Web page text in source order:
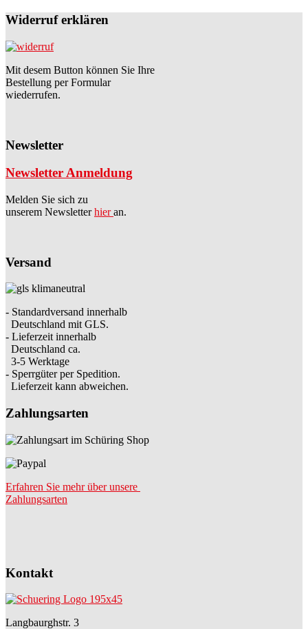
Widerruf erklären
Mit desem Button können Sie Ihre
Bestellung per Formular
wiederrufen.
Newsletter
Newsletter Anmeldung
Melden Sie sich zu
unserem Newsletterhieran.
Versand
- Standardversand innerhalb
Deutschland mit GLS.
- Lieferzeit innerhalb
Deutschland ca.
3-5 Werktage
- Sperrgüter per Spedition.
Lieferzeit kann abweichen.
Zahlungsarten
Erfahren Sie mehr über unsere
Zahlungsarten
Kontakt
Langbaurghstr. 3